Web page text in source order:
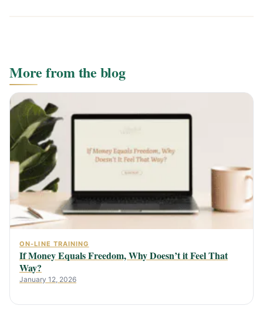
More from the blog
ON-LINE TRAINING
If Money Equals Freedom, Why Doesn’t it Feel That
Way?
January 12, 2026